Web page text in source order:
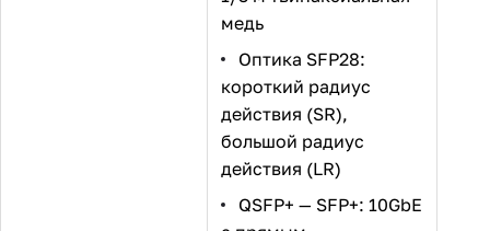
медь
Оптика SFP28:
короткий радиус
действия (SR),
большой радиус
действия (LR)
QSFP+ — SFP+: 10GbE